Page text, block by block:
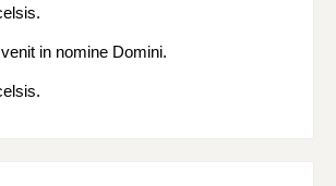
in nomine Domini.